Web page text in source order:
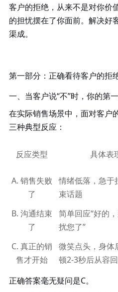
客户的拒绝，从来不是对你价
的担忧摆在了你面前。解决好
渠成。
第一部分：正确看待客户的拒
一、当客户说“不”时，你的第
在实际销售场景中，面对客户
三种典型反应：
反应类型 具体表
A. 销售失败
了
情绪低落，急于
束话题
B. 沟通结束
了
简单回应“好的
扰您了”
C. 真正的销
售才开始
微笑点头，身体
顿2-3秒后从容
正确答案毫无疑问是C。